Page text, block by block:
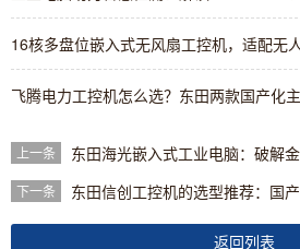
16核多盘位嵌入式无风扇工控机，适配无
飞腾电力工控机怎么选？东田两款国产化
上一条 东田海光嵌入式工业电脑：破解
下一条
返回列表